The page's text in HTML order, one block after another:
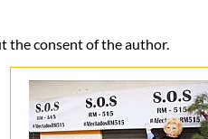
the consent of the author.